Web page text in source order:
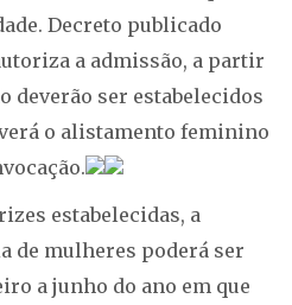
Decreto publicado
a admissão, a partir
deverão ser estabelecidos
o alistamento feminino
estabelecidas, a
de mulheres poderá ser
a junho do ano em que